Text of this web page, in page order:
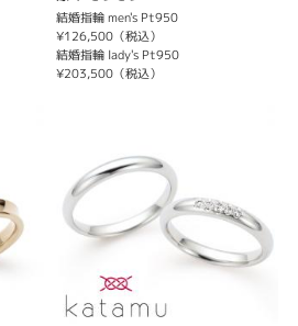
結婚指輪 men's Pt950
¥126,500（税込）
結婚指輪 lady's Pt950
¥203,500（税込）